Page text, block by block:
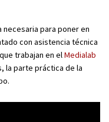
necesaria para poner en
con asistencia técnica
trabajan en elMedialab
la parte práctica de la